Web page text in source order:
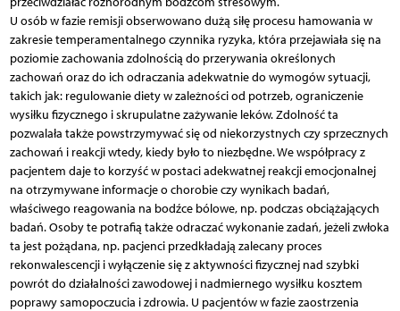
U osób w fazie remisji obserwowano dużą siłę procesu hamowania w
zakresie temperamentalnego czynnika ryzyka, która przejawiała się na
poziomie zachowania zdolnością do przerywania określonych
zachowań oraz do ich odraczania adekwatnie do wymogów sytua­cji,
takich jak: regulowanie diety w zależności od potrzeb, ograniczenie
wysiłku fizycznego i skrupulatne zażywanie leków. Zdolność ta
pozwalała także powstrzymywać się od niekorzystnych czy sprzecznych
zachowań i reakcji wtedy, kiedy było to niezbędne. We współpracy z
pacjentem daje to korzyść w postaci adekwatnej reakcji emocjonalnej
na otrzymywane informacje o chorobie czy wynikach badań,
właściwego reagowania na bodźce bólowe, np. podczas obciążających
badań. Osoby te potrafią także odraczać wykonanie zadań, jeżeli zwłoka
ta jest pożądana, np. pacjenci przedkładają zalecany proces
rekonwalescencji i wyłączenie się z aktywności fizycznej nad szybki
powrót do działalności zawodowej i nadmiernego wysiłku kosztem
poprawy samopoczucia i zdrowia. U pacjentów w fazie zaostrzenia